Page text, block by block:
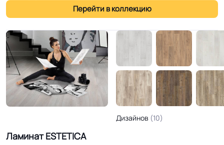
Перейти в коллекцию
Ламинат ESTETICA
Дизайнов (10)